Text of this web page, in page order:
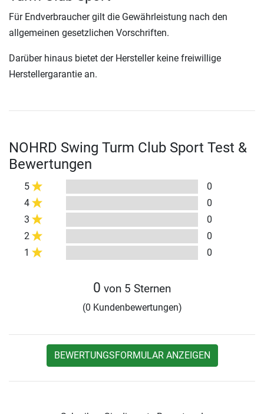
Für Endverbraucher gilt die Gewährleistung nach den
allgemeinen gesetzlichen Vorschriften.
Darüber hinaus bietet der Hersteller keine freiwillige
Herstellergarantie an.
NOHRD Swing Turm Club Sport Test &
Bewertungen
5
0
4
0
3
0
2
0
1
0
0 von 5 Sternen
(0 Kundenbewertungen)
BEWERTUNGSFORMULAR ANZEIGEN